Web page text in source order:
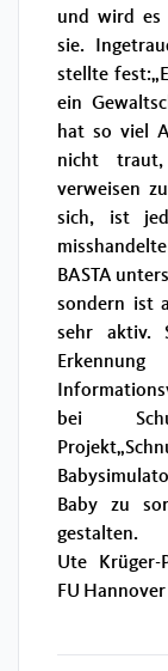
und wird es
sie.
stellte
ein
hat so viel
nicht
verweisen
sich, ist
BASTA
sondern ist
sehr aktiv.
bei
Baby zu
gestalten.
Ute Krüger-
FU Hannover